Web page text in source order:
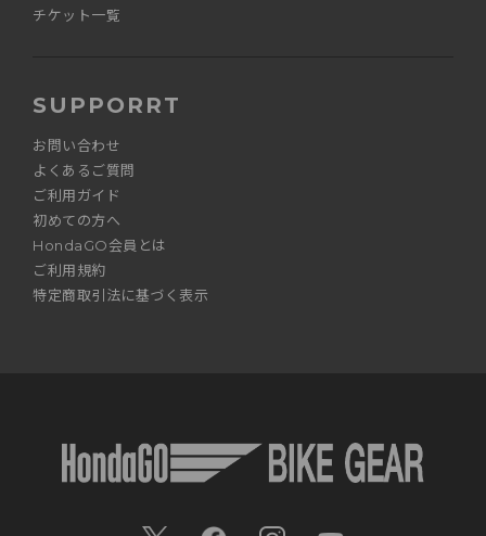
チケット一覧
SUPPORRT
お問い合わせ
よくあるご質問
ご利用ガイド
初めての方へ
HondaGO会員とは
ご利用規約
特定商取引法に基づく表示